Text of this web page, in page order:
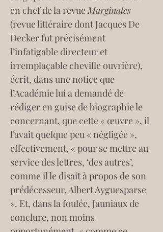
en chef de la revue Marginales
(revue littéraire dont Jacques De
Decker fut précisément
l’infatigable directeur et
irremplaçable cheville ouvrière),
écrit, dans une notice que
l’Académie lui a demandé de
rédiger en guise de biographie le
concernant, que cette « œuvre », il
l’avait quelque peu « négligée »,
effectivement, « pour se mettre au
service des lettres, ‘des autres’,
comme il le disait à propos de son
prédécesseur, Albert Ayguesparse
». Et, dans la foulée, Jauniaux de
conclure, non moins